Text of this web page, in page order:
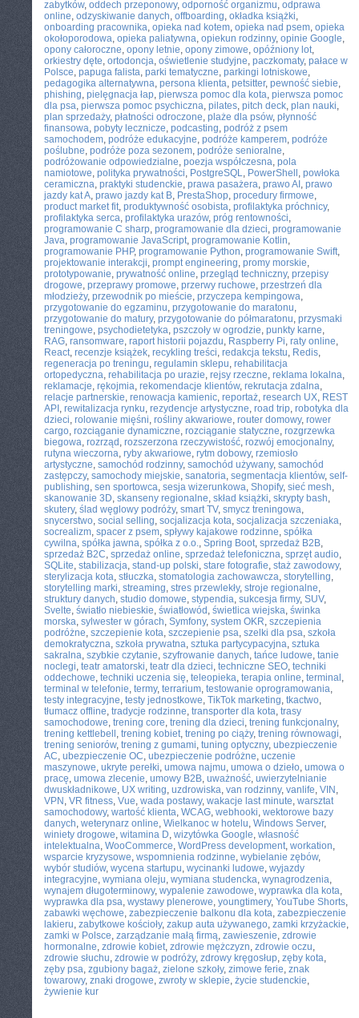
zabytków, oddech przeponowy, odporność organizmu, odprawa
online, odzyskiwanie danych, offboarding, okładka książki,
onboarding pracownika, opieka nad kotem, opieka nad psem, opieka
okołoporodowa, opieka paliatywna, opiekun rodzinny, opinie Google,
opony całoroczne, opony letnie, opony zimowe, opóźniony lot,
orkiestry dęte, ortodoncja, oświetlenie studyjne, paczkomaty, pałace w
Polsce, papuga falista, parki tematyczne, parkingi lotniskowe,
pedagogika alternatywna, persona klienta, petsitter, pewność siebie,
phishing, pielęgnacja łap, pierwsza pomoc dla kota, pierwsza pomoc
dla psa, pierwsza pomoc psychiczna, pilates, pitch deck, plan nauki,
plan sprzedaży, płatności odroczone, plaże dla psów, płynność
finansowa, pobyty lecznicze, podcasting, podróż z psem
samochodem, podróże edukacyjne, podróże kamperem, podróże
poślubne, podróże poza sezonem, podróże senioralne,
podróżowanie odpowiedzialne, poezja współczesna, pola
namiotowe, polityka prywatności, PostgreSQL, PowerShell , powłoka
ceramiczna, praktyki studenckie, prawa pasażera, prawo AI , prawo
jazdy kat A, prawo jazdy kat B, PrestaShop, procedury firmowe,
product market fit, produktywność osobista, profilaktyka próchnicy,
profilaktyka serca, profilaktyka urazów, próg rentowności,
programowanie C sharp, programowanie dla dzieci, programowanie
Java, programowanie JavaScript, programowanie Kotlin,
programowanie PHP, programowanie Python, programowanie Swift,
projektowanie interakcji, prompt engineering, promy morskie,
prototypowanie, prywatność online, przegląd techniczny, przepisy
drogowe, przeprawy promowe, przerwy ruchowe, przestrzeń dla
młodzieży, przewodnik po mieście, przyczepa kempingowa,
przygotowanie do egzaminu, przygotowanie do maratonu,
przygotowanie do matury, przygotowanie do półmaratonu, przysmaki
treningowe, psychodietetyka, pszczoły w ogrodzie, punkty karne,
RAG, ransomware, raport historii pojazdu, Raspberry Pi, raty online,
React, recenzje książek, recykling treści, redakcja tekstu, Redis,
regeneracja po treningu, regulamin sklepu, rehabilitacja
ortopedyczna, rehabilitacja po urazie, rejsy rzeczne, reklama lokalna,
reklamacje, rękojmia, rekomendacje klientów, rekrutacja zdalna,
relacje partnerskie, renowacja kamienic, reportaż, research UX, REST
API , rewitalizacja rynku, rezydencje artystyczne, road trip, robotyka dla
dzieci, rolowanie mięśni, rośliny akwariowe, router domowy, rower
cargo, rozciąganie dynamiczne, rozciąganie statyczne, rozgrzewka
biegowa, rozrząd , rozszerzona rzeczywistość, rozwój emocjonalny,
rutyna wieczorna, ryby akwariowe, rytm dobowy, rzemiosło
artystyczne, samochód rodzinny, samochód używany, samochód
zastępczy, samochody miejskie, sanatoria, segmentacja klientów, self-
publishing, sen sportowca, sesja wizerunkowa, Shopify, sieć mesh,
skanowanie 3D, skanseny regionalne, skład książki, skrypty bash,
skutery, ślad węglowy podróży, smart TV, smycz treningowa,
snycerstwo, social selling, socjalizacja kota, socjalizacja szczeniaka,
socrealizm, spacer z psem, spływy kajakowe rodzinne, spółka
cywilna, spółka jawna, spółka z o.o., Spring Boot, sprzedaż B2B,
sprzedaż B2C, sprzedaż online, sprzedaż telefoniczna, sprzęt audio,
SQLite, stabilizacja, stand-up polski, stare fotografie, staż zawodowy,
sterylizacja kota, stłuczka, stomatologia zachowawcza, storytelling,
storytelling marki, streaming, stres przewlekły, stroje regionalne,
struktury danych, studio domowe, stypendia, sukcesja firmy, SUV,
Svelte, światło niebieskie, światłowód , świetlica wiejska, świnka
morska, sylwester w górach, Symfony, system OKR, szczepienia
podróżne, szczepienie kota, szczepienie psa, szelki dla psa, szkoła
demokratyczna, szkoła prywatna, sztuka partycypacyjna, sztuka
sakralna, szybkie czytanie, szyfrowanie danych, tańce ludowe, tanie
noclegi, teatr amatorski, teatr dla dzieci, techniczne SEO, techniki
oddechowe, techniki uczenia się, teleopieka, terapia online, terminal ,
terminal w telefonie, termy, terrarium, testowanie oprogramowania,
testy integracyjne, testy jednostkowe, TikTok marketing, tkactwo,
tłumacz offline, tradycje rodzinne, transporter dla kota, trasy
samochodowe, trening core, trening dla dzieci, trening funkcjonalny,
trening kettlebell , trening kobiet, trening po ciąży, trening równowagi,
trening seniorów, trening z gumami, tuning optyczny, ubezpieczenie
AC, ubezpieczenie OC, ubezpieczenie podróżne, uczenie
maszynowe, ukryte perełki, umowa najmu, umowa o dzieło, umowa o
pracę, umowa zlecenie, umowy B2B, uważność, uwierzytelnianie
dwuskładnikowe, UX writing, uzdrowiska, van rodzinny, vanlife, VIN ,
VPN , VR fitness, Vue, wada postawy, wakacje last minute, warsztat
samochodowy, wartość klienta, WCAG, webhooki, wektorowe bazy
danych, weterynarz online, Wielkanoc w hotelu, Windows Server,
winiety drogowe, witamina D, wizytówka Google, własność
intelektualna, WooCommerce, WordPress development, workation,
wsparcie kryzysowe, wspomnienia rodzinne, wybielanie zębów,
wybór studiów, wycena startupu, wycinanki ludowe, wyjazdy
integracyjne, wymiana oleju, wymiana studencka, wynagrodzenia,
wynajem długoterminowy, wypalenie zawodowe, wyprawka dla kota,
wyprawka dla psa, wystawy plenerowe, youngtimery, YouTube Shorts,
zabawki węchowe, zabezpieczenie balkonu dla kota, zabezpieczenie
lakieru, zabytkowe kościoły, zakup auta używanego, zamki krzyżackie,
zamki w Polsce, zarządzanie małą firmą, zawieszenie, zdrowie
hormonalne, zdrowie kobiet, zdrowie mężczyzn, zdrowie oczu,
zdrowie słuchu, zdrowie w podróży, zdrowy kręgosłup, zęby kota,
zęby psa, zgubiony bagaż, zielone szkoły, zimowe ferie, znak
towarowy, znaki drogowe, zwroty w sklepie, życie studenckie,
żywienie kur